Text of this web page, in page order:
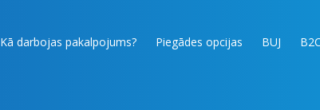
Kā darbojas pakalpojums? Piegādes opcijas BUJ B2C